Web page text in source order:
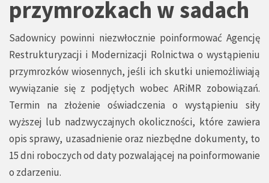
przymrozkach w sadach
Sadownicy powinni niezwłocznie poinformować Agencję
Restrukturyzacji i Modernizacji Rolnictwa o wystąpieniu
przymrozków wiosennych, jeśli ich skutki uniemożliwiają
wywiązanie się z podjętych wobec ARiMR zobowiązań.
Termin na złożenie oświadczenia o wystąpieniu siły
wyższej lub nadzwyczajnych okoliczności, które zawiera
opis sprawy, uzasadnienie oraz niezbędne dokumenty, to
15 dni roboczych od daty pozwalającej na poinformowanie
o zdarzeniu.